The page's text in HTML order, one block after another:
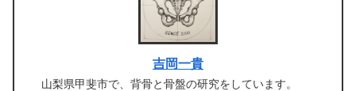
吉岡一貴
山梨県甲斐市で、背骨と骨盤の研究をしています。